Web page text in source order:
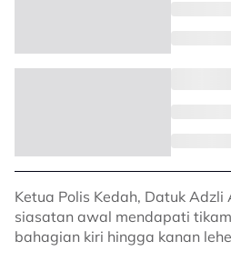
Ketua Polis Kedah, Datuk Adzli
siasatan awal mendapati
bahagian kiri hingga kanan